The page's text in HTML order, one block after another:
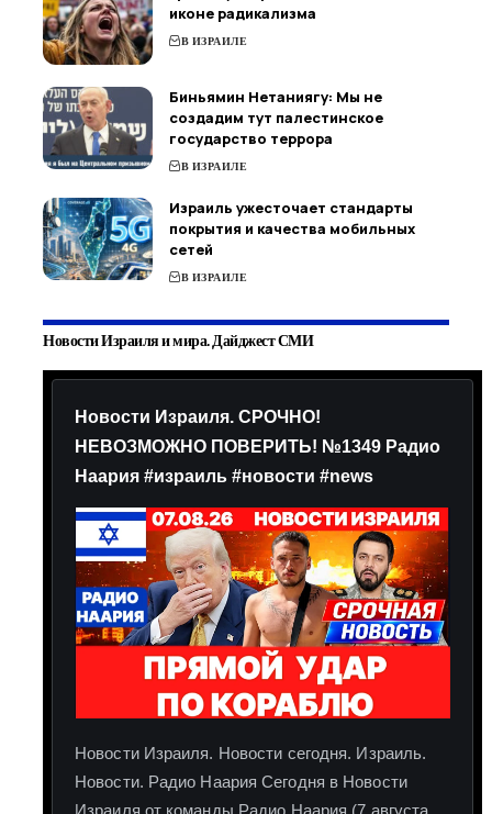
иконе радикализма
В ИЗРАИЛЕ
Биньямин Нетаниягу: Мы не
создадим тут палестинское
государство террора
В ИЗРАИЛЕ
Израиль ужесточает стандарты
покрытия и качества мобильных
сетей
В ИЗРАИЛЕ
Новости Израиля и мира. Дайджест СМИ